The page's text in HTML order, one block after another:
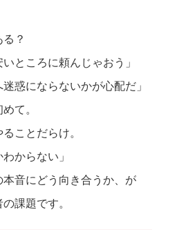
る？
ところに頼んじゃおう」
迷惑にならないかが心配だ」
て。
ことだらけ。
からない」
本音にどう向き合うか、が
課題です。